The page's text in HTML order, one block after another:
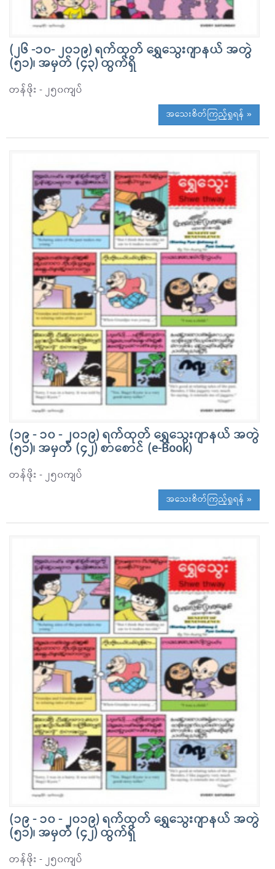
(၂၆ -၁၀- ၂၀၁၉) ရက်ထုတ် ရွှေသွေးဂျာနယ် အတွဲ
(၅၁)၊ အမှတ် (၄၃) ထွက်ရှိ
တန်ဖိုး - ၂၅၀ကျပ်
အသေးစိတ်ကြည့်ရှုရန် »
(၁၉ - ၁၀ - ၂၀၁၉) ရက်ထုတ် ရွှေသွေးဂျာနယ် အတွဲ
(၅၁)၊ အမှတ် (၄၂) စာစောင် (e-Book)
တန်ဖိုး - ၂၅၀ကျပ်
အသေးစိတ်ကြည့်ရှုရန် »
(၁၉ - ၁၀ - ၂၀၁၉) ရက်ထုတ် ရွှေသွေးဂျာနယ် အတွဲ
(၅၁)၊ အမှတ် (၄၂) ထွက်ရှိ
တန်ဖိုး - ၂၅၀ကျပ်